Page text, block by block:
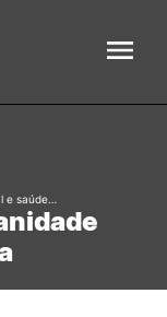
e saúde…